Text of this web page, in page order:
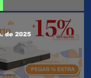
de 2025